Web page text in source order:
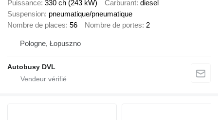
Puissance 330 ch (243 kW) Carburant diesel
Suspension pneumatique/pneumatique
Nombre de places 56 Nombre de portes 2
Pologne, Łopuszno
Autobusy DVL